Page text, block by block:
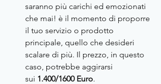
saranno più carichi ed emozionati
che mai! è il momento di proporre
il tuo servizio o prodotto
principale, quello che desideri
scalare di più. Il prezzo, in questo
caso, potrebbe aggirarsi
sui 1.400/1600 Euro.